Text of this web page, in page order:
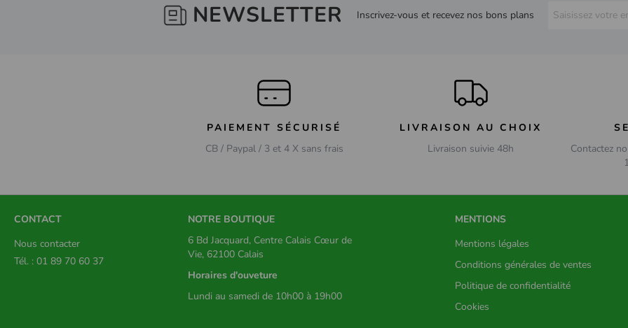
NEWSLETTER Inscrivez-vous et recevez nos bons plans
PAIEMENT SÉCURISÉ
CB / Paypal / 3 et 4 X sans frais
LIVRAISON AU CHOIX
Livraison suivie 48h
Contactez
CONTACT
Nous contacter
Tél. : 01 89 70 60 37
NOTRE BOUTIQUE
6 Bd Jacquard, Centre Calais Cœur de
Vie, 62100 Calais
Horaires d'ouveture
Lundi au samedi de 10h00 à 19h00
MENTIONS
Mentions légales
Conditions générales de ventes
Politique de confidentialité
Cookies